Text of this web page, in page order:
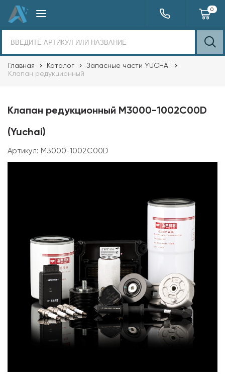
0
Главная Каталог
Запасные части YUCHAI
Клапан редукционный
Клапан редукционный M3000-1002C00D
(Yuchai)
Артикул: M3000-1002C00D